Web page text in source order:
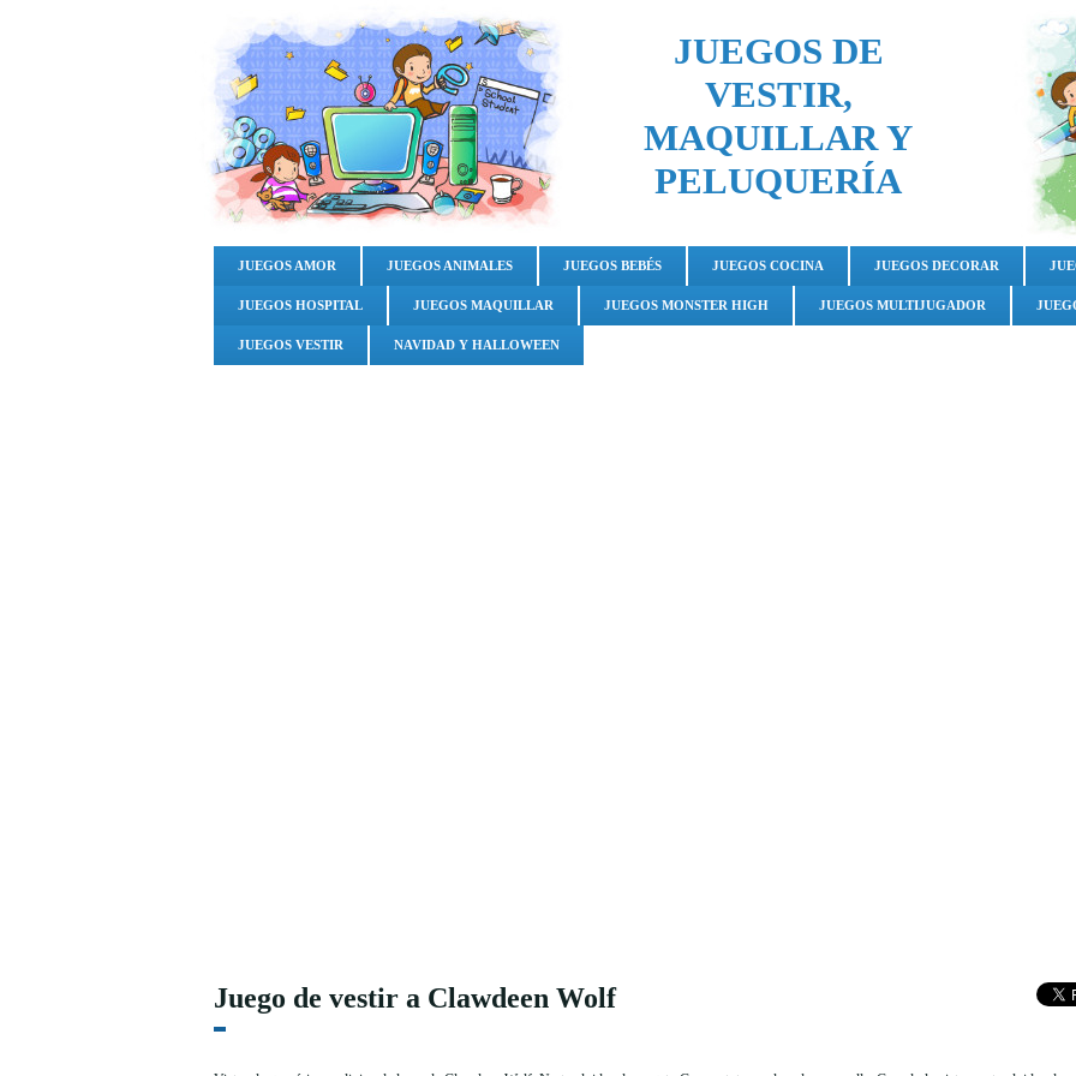
JUEGOS DE
VESTIR,
MAQUILLAR Y
PELUQUERÍA
JUEGOS AMOR JUEGOS ANIMALES JUEGOS BEBÉS JUEGOS COCINA JUEGOS DECORAR
JUEGOS HOSPITAL JUEGOS MAQUILLAR JUEGOS MONSTER HIGH JUEGOS MULTIJUGADOR
JUEGOS VESTIR NAVIDAD Y HALLOWEEN
Juego de vestir a Clawdeen Wolf